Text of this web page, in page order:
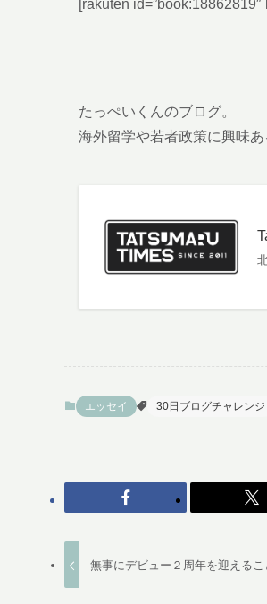
[rakuten
たっぺいくんのブログ。
海外留学や若者政策に興味
エッセイ 30日ブログチャレンジ
無事にデビュー２周年を迎えるこ